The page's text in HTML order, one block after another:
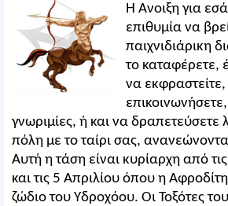
Η Άνοιξη για
επιθυμία να
παιχνιδιάρικη
το καταφέρετε,
να
γνωριμίες, ή και να δραπετεύσετε
πόλη με το ταίρι σας,
Αυτή η τάση είναι κυρίαρχη από
και τις 5 Απριλίου όπου η
ζώδιο του Υδροχόου. Οι Τοξότες